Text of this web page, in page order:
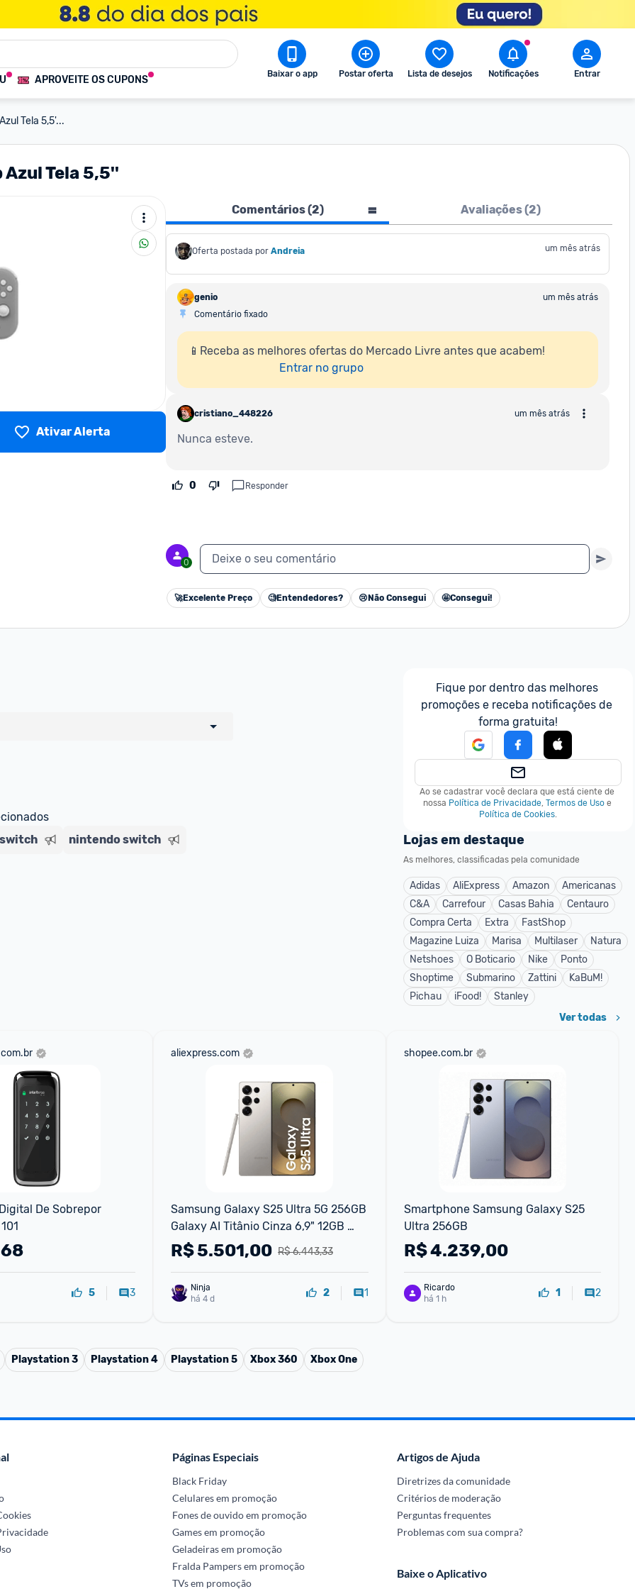
APROVEITE OS CUPONS Baixar o app Postar oferta Lista de desejos Notificações Entrar
Tela 5,5'...
Tela 5,5''
Ativar Alerta
Comentários (2) Avaliações (2)
Oferta postada por Andreia um mês atrás
genio
um mês atrás
Comentário fixado
📱Receba as melhores ofertas do Mercado Livre antes que acabem!
Entrar no grupo
cristiano_448226 um mês atrás
Nunca esteve.
0 Responder
0 Deixe o seu comentário
🚀Excelente Preço 🧐Entendedores? 😢 Não Consegui 🤩Consegui!
um marketplace, nós indicamos no
sinalizamos através da tag
nintendo switch
Fique por dentro das melhores
promoções e receba notificações de
forma gratuita!
Ao se cadastrar você declara que está ciente de
nossa Política de Privacidade, Termos de Uso e
Política de Cookies.
Lojas em destaque
As melhores, classificadas pela comunidade
Adidas AliExpress Amazon
Americanas
C&A
Carrefour Casas Bahia
Centauro
Compra Certa
Extra
FastShop
Magazine Luiza
Marisa Multilaser
Natura
Netshoes
O Boticario Nike
Ponto
Shoptime
Submarino Zattini
KaBuM!
Pichau
iFood! Stanley
Ver todas
De Sobrepor
5 3
aliexpress.com
Samsung Galaxy S25 Ultra 5G 256GB
Galaxy AI Titânio Cinza 6,9" 12GB
RAM Câm Quádrupla
200+50+10+50MP Bateria 5000mAh
R$ 6.443,33
R$5.501,00
há 4 d
2 1
shopee.com.br
Smartphone Samsung Galaxy S25
Ultra 256GB
R$4.239,00
Ricardo
há 1 h
1 2
Playstation 3 Playstation 4 Playstation 5 Xbox 360 Xbox One
Páginas Especiais
Black Friday
Celulares em promoção
Fones de ouvido em promoção
Games em promoção
Geladeiras em promoção
Fralda Pampers em promoção
TVs em promoção
Artigos de Ajuda
Diretrizes da comunidade
Critérios de moderação
Perguntas frequentes
Problemas com sua compra?
Baixe o Aplicativo